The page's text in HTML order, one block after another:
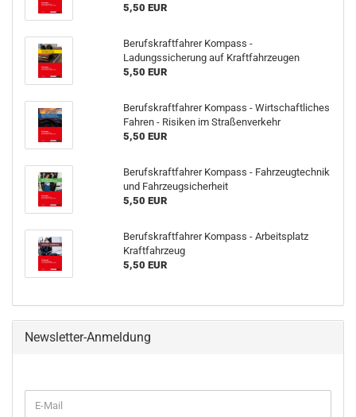
5,50 EUR
Berufskraftfahrer Kompass -
Ladungssicherung auf Kraftfahrzeugen
5,50 EUR
Berufskraftfahrer Kompass - Wirtschaftliches
Fahren - Risiken im Straßenverkehr
5,50 EUR
Berufskraftfahrer Kompass - Fahrzeugtechnik
und Fahrzeugsicherheit
5,50 EUR
Berufskraftfahrer Kompass - Arbeitsplatz
Kraftfahrzeug
5,50 EUR
Newsletter-Anmeldung